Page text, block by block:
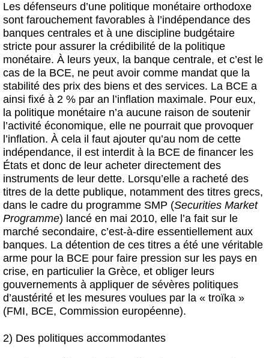
Les défenseurs d’une politique monétaire orthodoxe
sont farouchement favorables à l’indépendance des
banques centrales et à une discipline budgétaire
stricte pour assurer la crédibilité de la politique
monétaire. À leurs yeux, la banque centrale, et c’est le
cas de la BCE, ne peut avoir comme mandat que la
stabilité des prix des biens et des services. La BCE a
ainsi fixé à 2 % par an l’inflation maximale. Pour eux,
la politique monétaire n’a aucune raison de soutenir
l’activité économique, elle ne pourrait que provoquer
l’inflation. À cela il faut ajouter qu’au nom de cette
indépendance, il est interdit à la BCE de financer les
États et donc de leur acheter directement des
instruments de leur dette. Lorsqu’elle a racheté des
titres de la dette publique, notamment des titres grecs,
dans le cadre du programme SMP (Securities Market
Programme) lancé en mai 2010, elle l’a fait sur le
marché secondaire, c’est-à-dire essentiellement aux
banques. La détention de ces titres a été une véritable
arme pour la BCE pour faire pression sur les pays en
crise, en particulier la Grèce, et obliger leurs
gouvernements à appliquer de sévères politiques
d’austérité et les mesures voulues par la « troïka »
(FMI, BCE, Commission européenne).
2) Des politiques accommodantes